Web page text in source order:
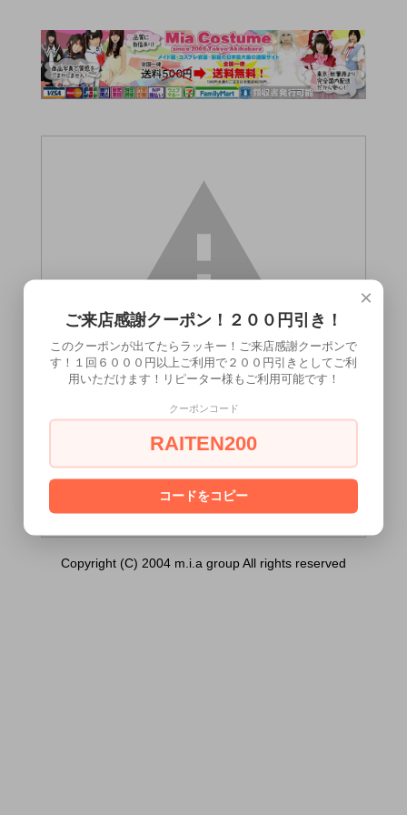
360ml）は18歳未満の方には販売できませ
[ はい ] [ いいえ ]
Copyright (C) 2004 m.i.a group All rights reserved
×
ご来店感謝クーポン！２００円引き！
このクーポンが出てたらラッキー！ご来店感謝クーポンで
す！１回６０００円以上ご利用で２００円引きとしてご利
用いただけます！リピーター様もご利用可能です！
クーポンコード
RAITEN200
コードをコピー